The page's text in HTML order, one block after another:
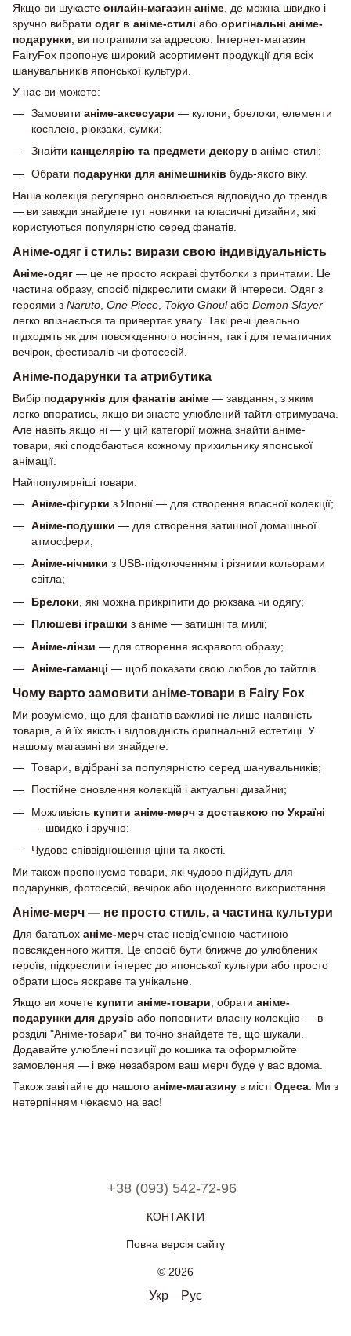
Якщо ви шукаєте онлайн-магазин аніме , де можна швидко і
зручно вибрати одяг в аніме-стилі або оригінальні аніме-
подарунки , ви потрапили за адресою. Інтернет-магазин
FairyFox пропонує широкий асортимент продукції для всіх
шанувальників японської культури.
У нас ви можете:
Замовити аніме-аксесуари — кулони, брелоки, елементи
косплею, рюкзаки, сумки;
Знайти канцелярію та предмети декору в аніме-стилі;
Обрати подарунки для анімешників будь-якого віку.
Наша колекція регулярно оновлюється відповідно до трендів
— ви завжди знайдете тут новинки та класичні дизайни, які
користуються популярністю серед фанатів.
Аніме-одяг і стиль: вирази свою індивідуальність
Аніме-одяг — це не просто яскраві футболки з принтами. Це
частина образу, спосіб підкреслити смаки й інтереси. Одяг з
героями з Naruto One Piece Tokyo Ghoulабо Demon Slayer
легко впізнається та привертає увагу. Такі речі ідеально
підходять як для повсякденного носіння, так і для тематичних
вечірок, фестивалів чи фотосесій.
Аніме-подарунки та атрибутика
Вибір подарунків для фанатів аніме — завдання, з яким
легко впоратись, якщо ви знаєте улюблений тайтл отримувача.
Але навіть якщо ні — у цій категорії можна знайти аніме-
товари, які сподобаються кожному прихильнику японської
анімації.
Найпопулярніші товари:
Аніме-фігурки з Японії — для створення власної колекції;
Аніме-подушки — для створення затишної домашньої
атмосфери;
Аніме-нічники з USB-підключенням і різними кольорами
світла;
Брелоки , які можна прикріпити до рюкзака чи одягу;
Плюшеві іграшки з аніме — затишні та милі;
Аніме-лінзи — для створення яскравого образу;
Аніме-гаманці — щоб показати свою любов до тайтлів.
Чому варто замовити аніме-товари в Fairy Fox
Ми розуміємо, що для фанатів важливі не лише наявність
товарів, а й їх якість і відповідність оригінальній естетиці. У
нашому магазині ви знайдете:
Товари, відібрані за популярністю серед шанувальників;
Постійне оновлення колекцій і актуальні дизайни;
Можливість купити аніме-мерч з доставкою по Україні
— швидко і зручно;
Чудове співвідношення ціни та якості.
Ми також пропонуємо товари, які чудово підійдуть для
подарунків, фотосесій, вечірок або щоденного використання.
Аніме-мерч — не просто стиль, а частина культури
Для багатьох аніме-мерч стає невід’ємною частиною
повсякденного життя. Це спосіб бути ближче до улюблених
героїв, підкреслити інтерес до японської культури або просто
обрати щось яскраве та унікальне.
Якщо ви хочете купити аніме-товари , обрати аніме-
подарунки для друзів або поповнити власну колекцію — в
розділі "Аніме-товари" ви точно знайдете те, що шукали.
Додавайте улюблені позиції до кошика та оформлюйте
замовлення — і вже незабаром ваш мерч буде у вас вдома.
Також завітайте до нашого аніме-магазину в місті Одеса . Ми з
нетерпінням чекаємо на вас!
+38 (093) 542-72-96
КОНТАКТИ
Повна версія сайту
© 2026
Укр Рус